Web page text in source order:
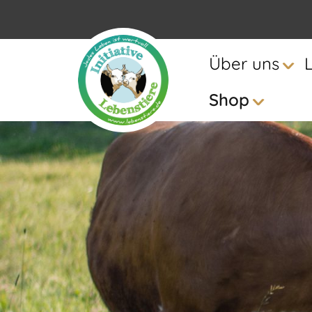
Über uns
Shop